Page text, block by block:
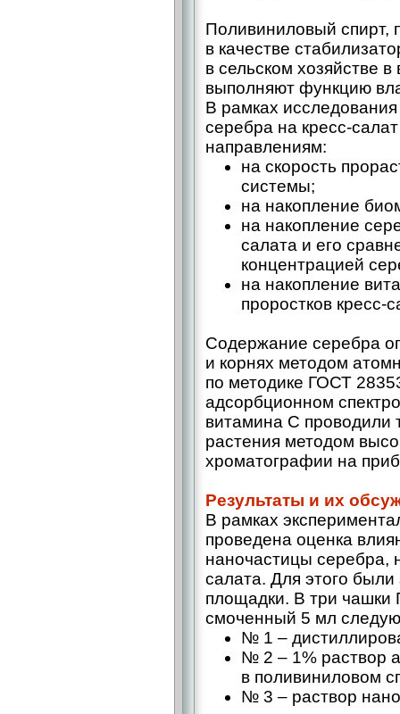
Поливиниловый спирт,
в качестве
в сельском хозяйстве
выполняют функцию
В рамках
серебра на кресс-
направлениям:
на скорость
системы;
на накопление
на накопление
салата и его
концентрацией
на накопление
проростков кресс-
Содержание серебра
и корнях методом
по методике ГОСТ
адсорбционном
витамина С проводили
растения методом
хроматографии на
Результаты и их
В рамках
проведена оценка
наночастицы серебра,
салата. Для этого
площадки. В три
смоченный 5 мл
№ 1 –
№ 2 – 1% раствор
в поливиниловом
№ 3 – раствор